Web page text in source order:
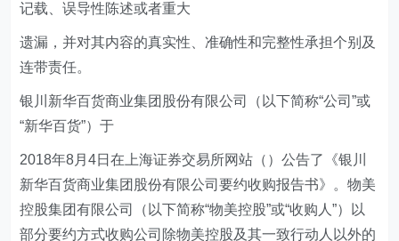
记载、误导性陈述或者重大
遗漏，并对其内容的真实性、准确性和完整性承担个别及
连带责任。
银川新华百货商业集团股份有限公司（以下简称“公司”或
“新华百货”）于
2018年8月4日在上海证券交易所网站（）公告了《银川
新华百货商业集团股份有限公司要约收购报告书》。物美
控股集团有限公司（以下简称“物美控股”或“收购人”）以
部分要约方式收购公司除物美控股及其一致行动人以外的